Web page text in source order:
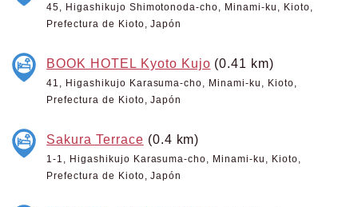
45, Higashikujo Shimotonoda-cho, Minami-ku, Kioto,
Prefectura de Kioto, Japón
BOOK HOTEL Kyoto Kujo (0.41 km)
41, Higashikujo Karasuma-cho, Minami-ku, Kioto,
Prefectura de Kioto, Japón
Sakura Terrace (0.4 km)
1-1, Higashikujo Karasuma-cho, Minami-ku, Kioto,
Prefectura de Kioto, Japón